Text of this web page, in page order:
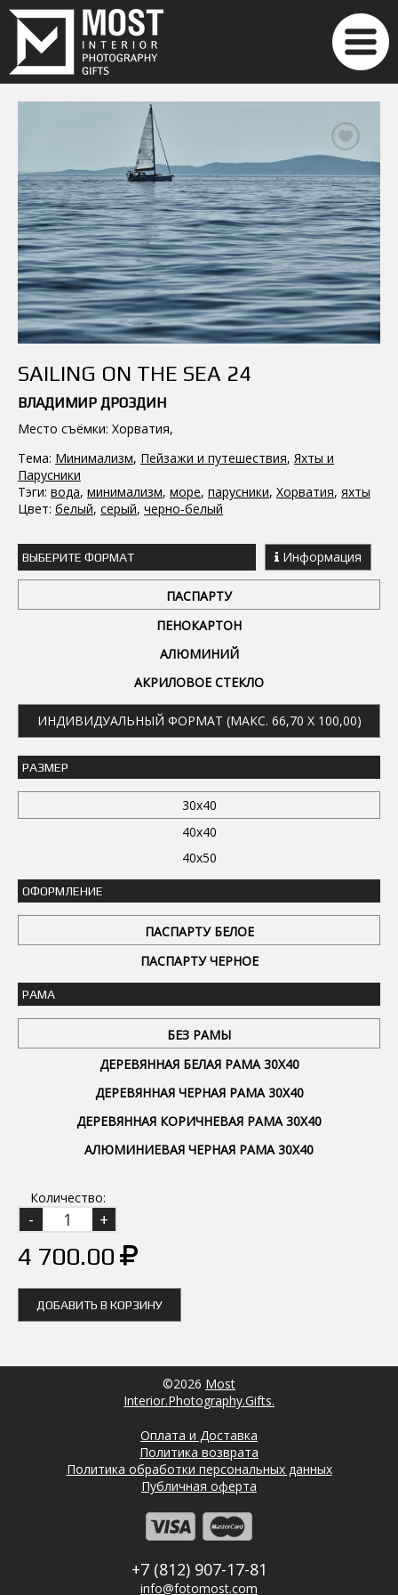
SAILING ON THE SEA 24
ВЛАДИМИР ДРОЗДИН
Место съёмки: Хорватия,
Тема: Минимализм, Пейзажи и путешествия, Яхты и
Парусники
Тэги: вода, минимализм, море, парусники, Хорватия, яхты
Цвет: белый, серый, черно-белый
ВЫБЕРИТЕ ФОРМАТ Информация
ПАСПАРТУ
ПЕНОКАРТОН
АЛЮМИНИЙ
АКРИЛОВОЕ СТЕКЛО
ИНДИВИДУАЛЬНЫЙ ФОРМАТ (МАКС. 66,70 X 100,00)
РАЗМЕР
30x40
40x40
40x50
ОФОРМЛЕНИЕ
ПАСПАРТУ БЕЛОЕ
ПАСПАРТУ ЧЕРНОЕ
РАМА
БЕЗ РАМЫ
ДЕРЕВЯННАЯ БЕЛАЯ РАМА 30Х40
ДЕРЕВЯННАЯ ЧЕРНАЯ РАМА 30Х40
ДЕРЕВЯННАЯ КОРИЧНЕВАЯ РАМА 30Х40
АЛЮМИНИЕВАЯ ЧЕРНАЯ РАМА 30Х40
Количество:
4 700.00
ДОБАВИТЬ В КОРЗИНУ
©2026 Most
Interior.Photography.Gifts.
Оплата и Доставка
Политика возврата
Политика обработки персональных данных
Публичная оферта
+7 (812) 907-17-81
info@fotomost.com